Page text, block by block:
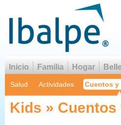
Inicio Familia Hogar
Salud Actividades Cuentos y
Kids »